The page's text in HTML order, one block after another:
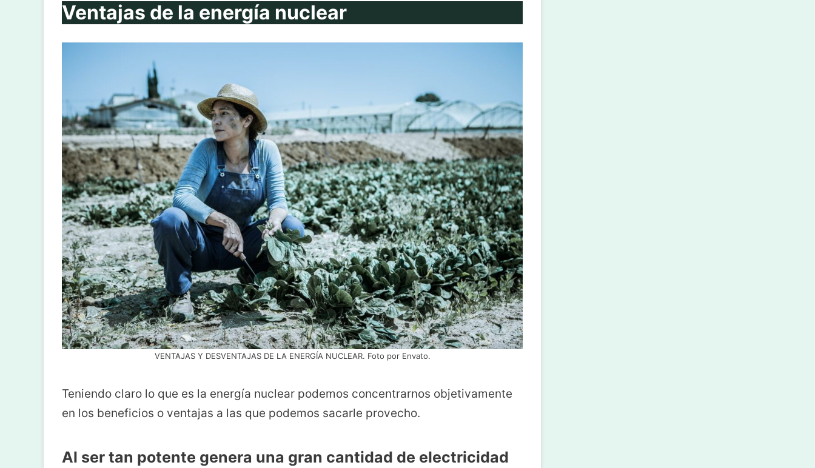
Ventajas de la energía nuclear
VENTAJAS Y DESVENTAJAS DE LA ENERGÍA NUCLEAR. Foto por Envato.
Teniendo claro lo que es la energía nuclear podemos concentrarnos objetivamente
en los beneficios o ventajas a las que podemos sacarle provecho.
Al ser tan potente genera una gran cantidad de electricidad